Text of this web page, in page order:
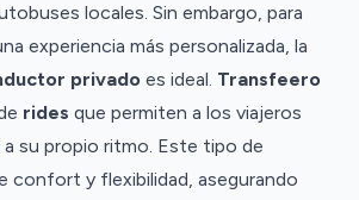
locales. Sin embargo, para
experiencia más personalizada, la
privado es ideal. Transfeero
rides que permiten a los viajeros
a su propio ritmo. Este tipo de
confort y flexibilidad, asegurando